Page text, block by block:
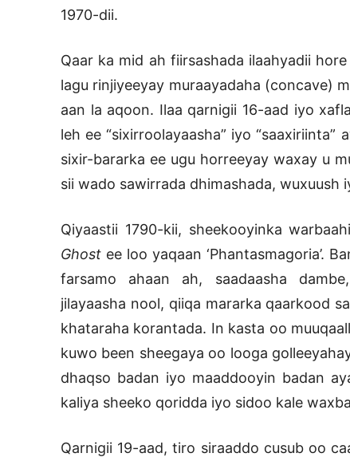
1970-dii.
Qaar ka mid ah fiirsashada ilaahyadii
lagu rinjiyeeyay muraayadaha (concave)
aan la aqoon. Ilaa qarnigii 16-aad iyo
leh ee “sixirroolayaasha” iyo
sixir-bararka ee ugu horreeyay waxay u
sii wado sawirrada dhimashada, wuxuush
Qiyaastii 1790-kii, sheekooyinka
Ghost ee loo yaqaan ‘Phantasmagoria’.
farsamo ahaan ah, saadaasha
jilayaasha nool, qiiqa mararka qaarkood
khataraha korantada. In kasta oo
kuwo been sheegaya oo looga
dhaqso badan iyo maaddooyin badan
kaliya sheeko qoridda iyo sidoo kale
Qarnigii 19-aad, tiro siraaddo cusub oo